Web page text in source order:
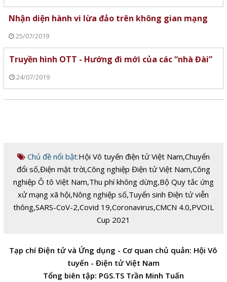
Nhận diện hành vi lừa đảo trên không gian mạng
25/07/2019
Truyền hình OTT - Hướng đi mới của các “nhà Đài”
24/07/2019
Chủ đề nổi bật:Hội Vô tuyến điện tử Việt Nam,Chuyển
đổi số,Điện mặt trời,Công nghiệp Điện tử Việt Nam,Công
nghiệp Ô tô Việt Nam,Thu phí không dừng,Bộ Quy tắc ứng
xử mạng xã hội,Nông nghiệp số,Tuyển sinh Điện tử viễn
thông,SARS-CoV-2,Covid 19,Coronavirus,CMCN 4.0,PVOIL
Cup 2021
Tạp chí Điện tử và Ứng dụng - Cơ quan chủ quản: Hội Vô
tuyến - Điện tử Việt Nam
Tổng biên tập: PGS.TS Trần Minh Tuấn